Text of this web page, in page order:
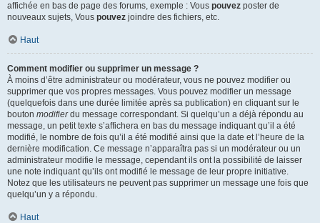
affichée en bas de page des forums, exemple : Vous pouvez poster de
nouveaux sujets, Vous pouvez joindre des fichiers, etc.
Haut
Comment modifier ou supprimer un message ?
À moins d’être administrateur ou modérateur, vous ne pouvez modifier ou
supprimer que vos propres messages. Vous pouvez modifier un message
(quelquefois dans une durée limitée après sa publication) en cliquant sur le
bouton modifierdu message correspondant. Si quelqu’un a déjà répondu au
message, un petit texte s’affichera en bas du message indiquant qu’il a été
modifié, le nombre de fois qu’il a été modifié ainsi que la date et l’heure de la
dernière modification. Ce message n’apparaîtra pas si un modérateur ou un
administrateur modifie le message, cependant ils ont la possibilité de laisser
une note indiquant qu’ils ont modifié le message de leur propre initiative.
Notez que les utilisateurs ne peuvent pas supprimer un message une fois que
quelqu’un y a répondu.
Haut